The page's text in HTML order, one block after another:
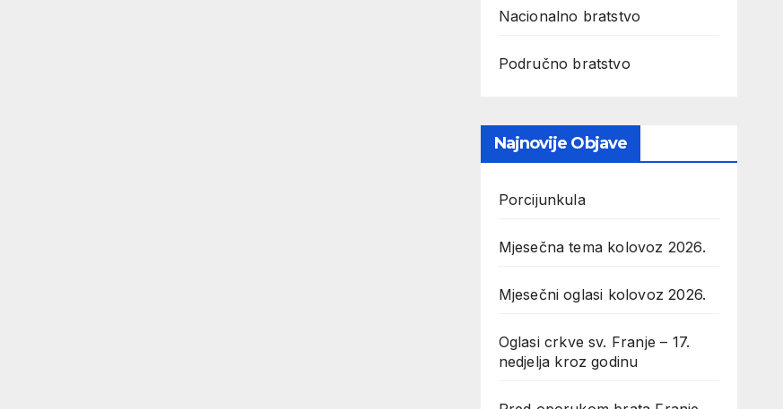
Nacionalno bratstvo
Područno bratstvo
Najnovije Objave
Porcijunkula
Mjesečna tema kolovoz 2026.
Mjesečni oglasi kolovoz 2026.
Oglasi crkve sv. Franje – 17.
nedjelja kroz godinu